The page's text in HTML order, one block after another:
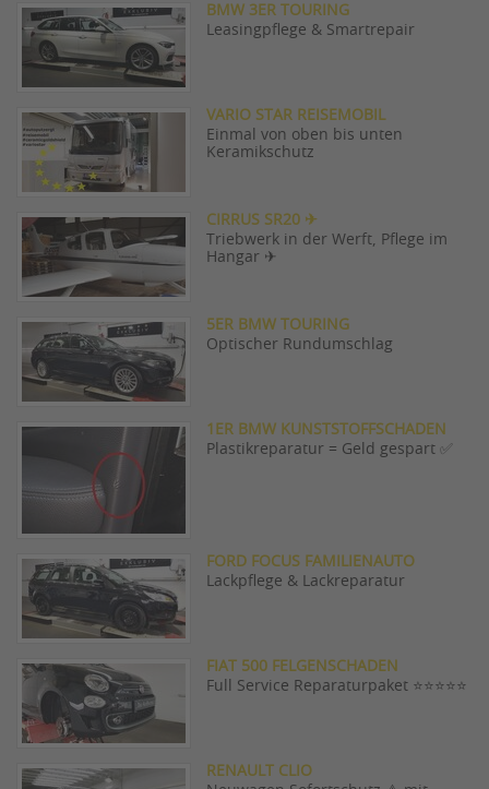
BMW 3ER TOURING
Leasingpflege & Smartrepair
VARIO STAR REISEMOBIL
Einmal von oben bis unten
Keramikschutz
CIRRUS SR20 ✈
Triebwerk in der Werft, Pflege im
Hangar ✈
5ER BMW TOURING
Optischer Rundumschlag
1ER BMW KUNSTSTOFFSCHADEN
Plastikreparatur = Geld gespart ✅
FORD FOCUS FAMILIENAUTO
Lackpflege & Lackreparatur
FIAT 500 FELGENSCHADEN
Full Service Reparaturpaket ⭐️⭐️⭐️⭐️⭐️
RENAULT CLIO